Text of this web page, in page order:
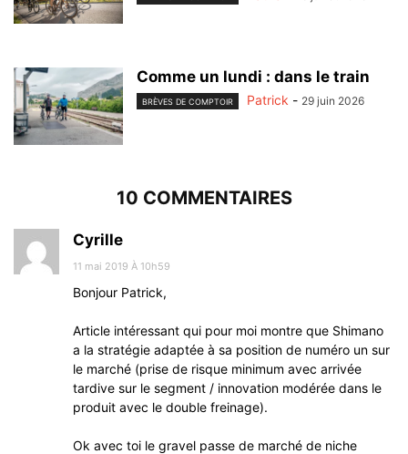
Comme un lundi : dans le train
BRÈVES DE COMPTOIR Patrick - 29 juin 2026
10 COMMENTAIRES
Cyrille
11 mai 2019 À 10h59
Bonjour Patrick,
Article intéressant qui pour moi montre que Shimano
a la stratégie adaptée à sa position de numéro un sur
le marché (prise de risque minimum avec arrivée
tardive sur le segment / innovation modérée dans le
produit avec le double freinage).
Ok avec toi le gravel passe de marché de niche